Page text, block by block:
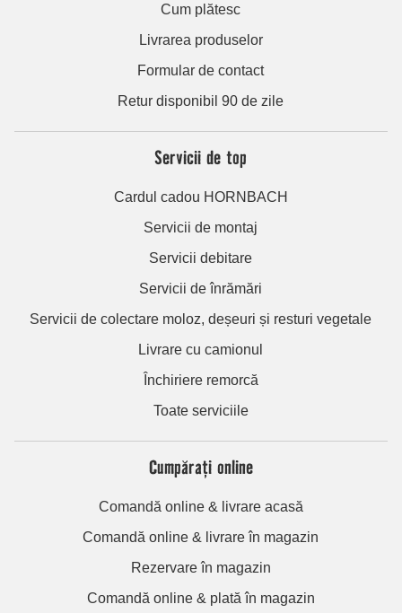
Cum plătesc
Livrarea produselor
Formular de contact
Retur disponibil 90 de zile
Servicii de top
Cardul cadou HORNBACH
Servicii de montaj
Servicii debitare
Servicii de înrămări
Servicii de colectare moloz, deșeuri și resturi vegetale
Livrare cu camionul
Închiriere remorcă
Toate serviciile
Cumpărați online
Comandă online & livrare acasă
Comandă online & livrare în magazin
Rezervare în magazin
Comandă online & plată în magazin